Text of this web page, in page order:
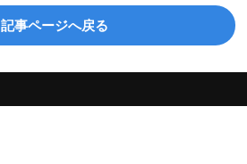
記事ページへ戻る